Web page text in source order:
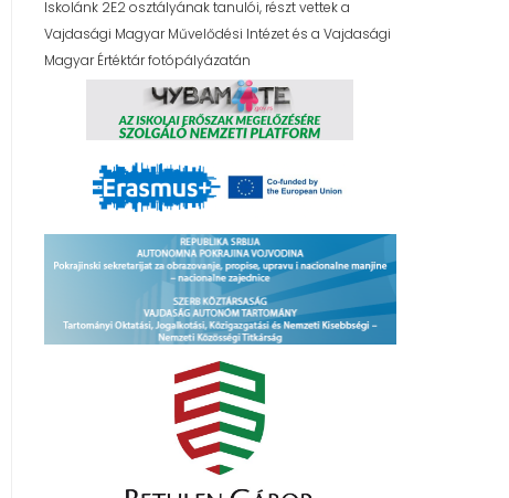
Iskolánk 2E2 osztályának tanulói, részt vettek a
Vajdasági Magyar Művelődési Intézet és a Vajdasági
Magyar Értéktár fotópályázatán